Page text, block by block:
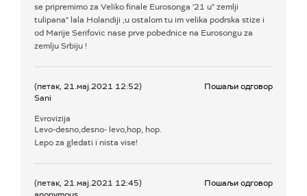
se pripremimo za Veliko finale Eurosonga '21 u" zemlji
tulipana" lala Holandiji ;u ostalom tu im velika podrska stize i
od Marije Serifovic nase prve pobednice na Eurosongu za
zemlju Srbiju !
(петак, 21.мај.2021 12:52)
Sani
Пошаљи одговор
Evrovizija
Levo-desno,desno- levo,hop, hop.
Lepo za gledati i nista vise!
(петак, 21.мај.2021 12:45)
Пошаљи одговор